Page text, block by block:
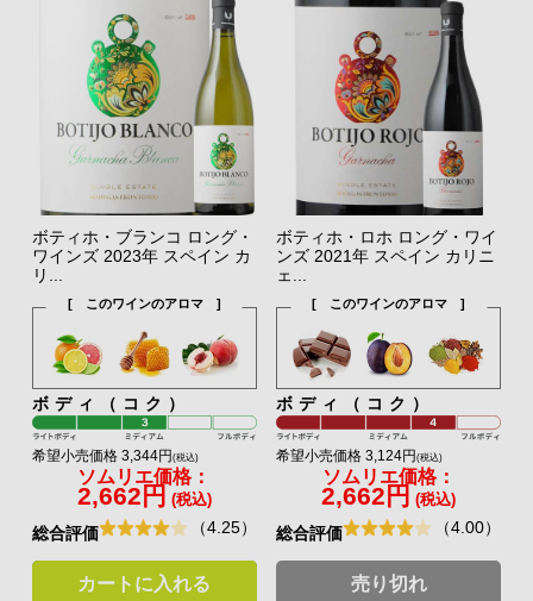
ボティホ・ブランコ ロング・
ワインズ 2023年 スペイン カ
リ...
[ このワインのアロマ ]
ボディ（コク）
希望小売価格 3,344円 (税込)
ソムリエ価格：
2,662円 (税込)
総合評価 （4.25）
カートに入れる
ボティホ・ロホ ロング・ワイ
ンズ 2021年 スペイン カリニ
ェ...
[ このワインのアロマ ]
ボディ（コク）
希望小売価格 3,124円(税込)
ソムリエ価格：
2,662円 (税込)
総合評価 （4.00）
売り切れ